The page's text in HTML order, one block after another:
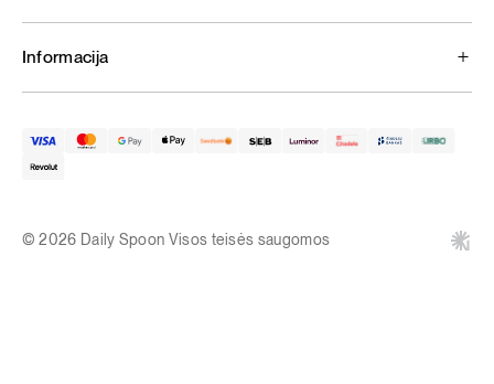
Informacija
© 2026 Daily Spoon Visos teisės saugomos